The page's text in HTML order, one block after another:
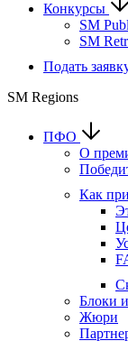
Конкурсы
SM
SM
Подать
SM Regions
ПФО
О
Как
Блоки
Жюри